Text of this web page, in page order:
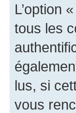
L’option
tous les
lus, si
vous